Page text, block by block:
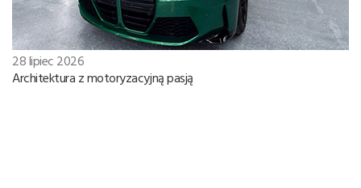
28 lipiec 2026
Architektura z motoryzacyjną pasją